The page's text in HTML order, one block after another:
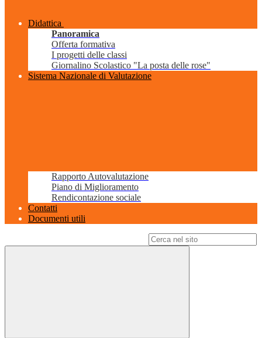
Didattica
Panoramica
Offerta formativa
I progetti delle classi
Giornalino Scolastico "La posta delle rose"
Sistema Nazionale di Valutazione
Rapporto Autovalutazione
Piano di Miglioramento
Rendicontazione sociale
Contatti
Documenti utili